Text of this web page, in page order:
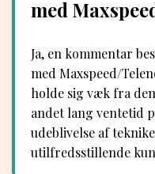
med
Ja, en kommentar
med Maxspeed/
holde sig væk fra
andet lang ventetid
udeblivelse af
utilfredsstillende